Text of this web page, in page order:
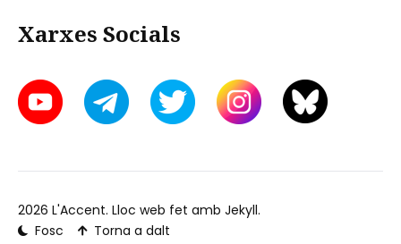
Xarxes Socials
2026 L'Accent. Lloc web fet amb Jekyll.
Fosc
Torna a dalt